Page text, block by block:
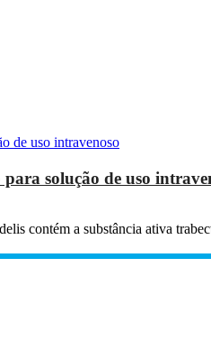
solução de uso
contém a substância ativa